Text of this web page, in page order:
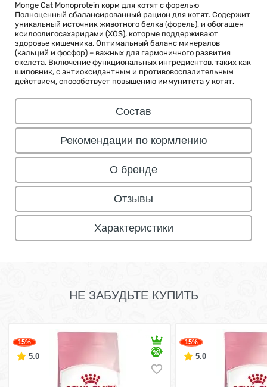
Monge Cat Monoprotein корм для котят с форелью
Полноценный сбалансированный рацион для котят. Содержит
уникальный источник животного белка (форель), и обогащен
ксилоолигосахаридами (XOS), которые поддерживают
здоровье кишечника. Оптимальный баланс минералов
(кальций и фосфор) – важных для гармоничного развития
скелета. Включение функциональных ингредиентов, таких как
шиповник, с антиоксидантным и противовоспалительным
действием, способствует повышению иммунитета у котят.
Состав
Рекомендации по кормлению
О бренде
Отзывы
Характеристики
НЕ ЗАБУДЬТЕ КУПИТЬ
15%
5.0
15%
5.0